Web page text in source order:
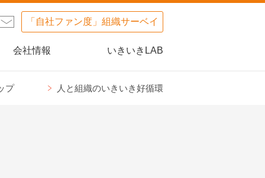
「自社ファン度」組織サーベイ
会社情報 いきいきLAB
プ 人と組織のいきいき好循環